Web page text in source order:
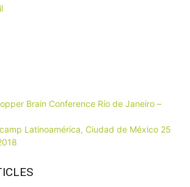
Brain Conference Río de Janeiro –
Latinoamérica, Ciudad de México 25